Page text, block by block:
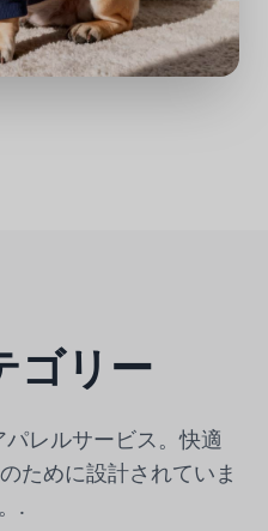
ゴリー
レルサービス。快適
ために設計されていま
.